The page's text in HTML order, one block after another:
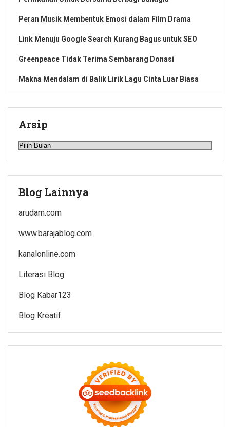
Peran Musik Membentuk Emosi dalam Film Drama
Link Menuju Google Search Kurang Bagus untuk SEO
Greenpeace Tidak Terima Sembarang Donasi
Makna Mendalam di Balik Lirik Lagu Cinta Luar Biasa
Arsip
Arsip
Blog Lainnya
arudam.com
www.barajablog.com
kanalonline.com
Literasi Blog
Blog Kabar123
Blog Kreatif